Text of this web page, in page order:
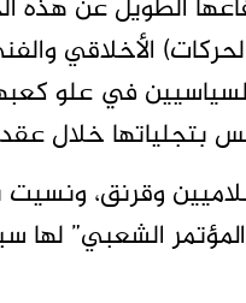
الطويل عن هذه
الأخلاقي
في علو
بتجلياتها خلال
وقرنق،
الشعبي” لها